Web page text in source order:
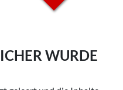
WURDE